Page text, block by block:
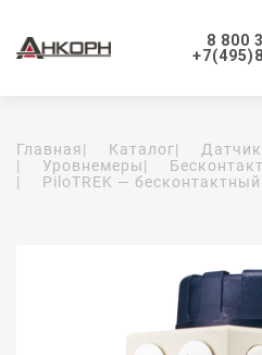
8 800
Главная| Каталог|
|
Уровнемеры|
|
PiloTREK —